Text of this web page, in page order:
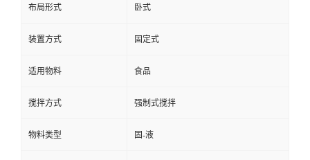
布局形式 卧式
装置方式 固定式
适用物料 食品
搅拌方式 强制式搅拌
物料类型 固-液